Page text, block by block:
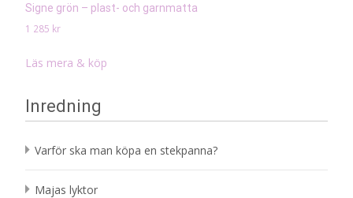
Signe grön – plast- och garnmatta
1 285 kr
Läs mera & köp
Inredning
Varför ska man köpa en stekpanna?
Majas lyktor